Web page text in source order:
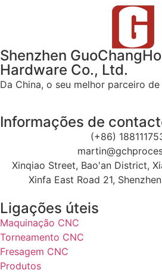
Shenzhen
Hardware Co., Ltd.
Da China, o seu melhor parceiro
Informações de
(+86)
Xinqiao Street, Bao'an District,
Xinfa East Road 21,
Ligações úteis
Maquinação CNC
Torneamento CNC
Fresagem CNC
Produtos